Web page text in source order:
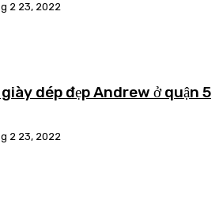
2 23, 2022
dép đẹp Andrew ở quận 5
2 23, 2022